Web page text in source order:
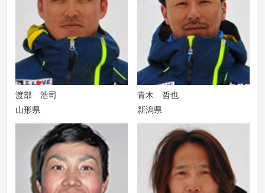
渡部 浩司
山形県
青木 哲也
新潟県